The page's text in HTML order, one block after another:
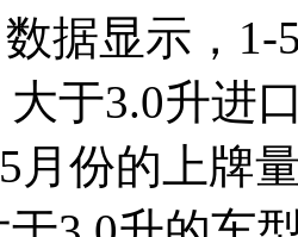
据显示，1-
大于3.0升进
月份的上牌